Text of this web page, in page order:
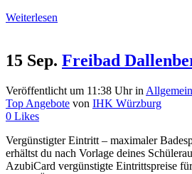
Weiterlesen
15 Sep. Freibad
Veröffentlicht um 11:38 Uhrin Allgemein
Top Angebote von IHK Würzburg
0 Likes
Vergünstigter Eintritt – maximaler
erhältst du nach Vorlage deines
AzubiCard vergünstigte Eintrittspreise